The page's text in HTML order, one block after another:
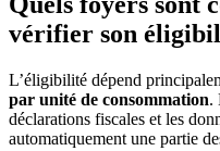
vérifier son
L’éligibilité dépend
par unité de consommation.
déclarations fiscales et les
automatiquement une partie